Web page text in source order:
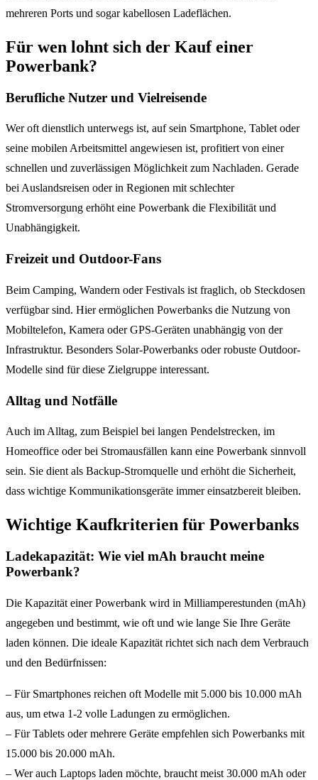
mehreren Ports und sogar kabellosen Ladeflächen.
Für wen lohnt sich der Kauf einer
Powerbank?
Berufliche Nutzer und Vielreisende
Wer oft dienstlich unterwegs ist, auf sein Smartphone, Tablet oder
seine mobilen Arbeitsmittel angewiesen ist, profitiert von einer
schnellen und zuverlässigen Möglichkeit zum Nachladen. Gerade
bei Auslandsreisen oder in Regionen mit schlechter
Stromversorgung erhöht eine Powerbank die Flexibilität und
Unabhängigkeit.
Freizeit und Outdoor-Fans
Beim Camping, Wandern oder Festivals ist fraglich, ob Steckdosen
verfügbar sind. Hier ermöglichen Powerbanks die Nutzung von
Mobiltelefon, Kamera oder GPS-Geräten unabhängig von der
Infrastruktur. Besonders Solar-Powerbanks oder robuste Outdoor-
Modelle sind für diese Zielgruppe interessant.
Alltag und Notfälle
Auch im Alltag, zum Beispiel bei langen Pendelstrecken, im
Homeoffice oder bei Stromausfällen kann eine Powerbank sinnvoll
sein. Sie dient als Backup-Stromquelle und erhöht die Sicherheit,
dass wichtige Kommunikationsgeräte immer einsatzbereit bleiben.
Wichtige Kaufkriterien für Powerbanks
Ladekapazität: Wie viel mAh braucht meine
Powerbank?
Die Kapazität einer Powerbank wird in Milliamperestunden (mAh)
angegeben und bestimmt, wie oft und wie lange Sie Ihre Geräte
laden können. Die ideale Kapazität richtet sich nach dem Verbrauch
und den Bedürfnissen:
– Für Smartphones reichen oft Modelle mit 5.000 bis 10.000 mAh
aus, um etwa 1-2 volle Ladungen zu ermöglichen.
– Für Tablets oder mehrere Geräte empfehlen sich Powerbanks mit
15.000 bis 20.000 mAh.
– Wer auch Laptops laden möchte, braucht meist 30.000 mAh oder